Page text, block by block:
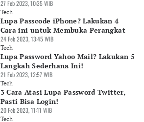
27 Feb 2023, 10:35 WIB
Tech
Lupa Passcode iPhone? Lakukan 4
Cara ini untuk Membuka Perangkat
24 Feb 2023, 13:45 WIB
Tech
Lupa Password Yahoo Mail? Lakukan 5
Langkah Sederhana Ini!
21 Feb 2023, 12:57 WIB
Tech
3 Cara Atasi Lupa Password Twitter,
Pasti Bisa Login!
20 Feb 2023, 11:11 WIB
Tech